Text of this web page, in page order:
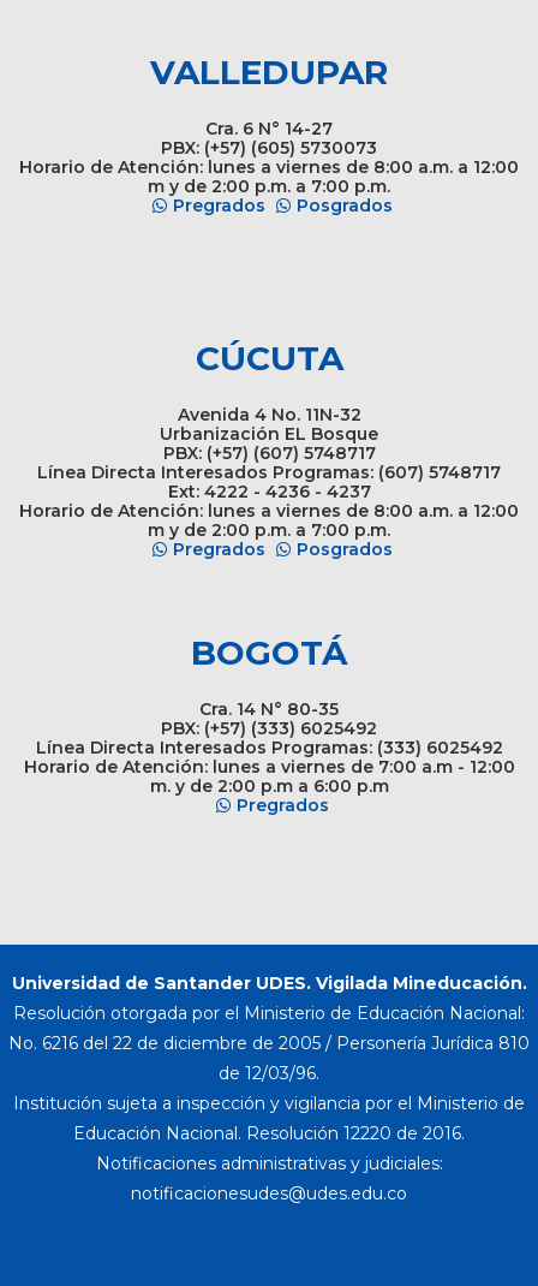
VALLEDUPAR
Cra. 6 N° 14-27
PBX: (+57) (605) 5730073
Horario de Atención: lunes a viernes de 8:00 a.m. a 12:00
m y de 2:00 p.m. a 7:00 p.m.
Pregrados
Posgrados
CÚCUTA
Avenida 4 No. 11N-32
Urbanización EL Bosque
PBX: (+57) (607) 5748717
Línea Directa Interesados Programas: (607) 5748717
Ext: 4222 - 4236 - 4237
Horario de Atención: lunes a viernes de 8:00 a.m. a 12:00
m y de 2:00 p.m. a 7:00 p.m.
Pregrados
Posgrados
BOGOTÁ
Cra. 14 N° 80-35
PBX: (+57) (333) 6025492
Línea Directa Interesados Programas: (333) 6025492
Horario de Atención: lunes a viernes de 7:00 a.m - 12:00
m. y de 2:00 p.m a 6:00 p.m
Pregrados
Universidad de Santander UDES. Vigilada Mineducación.
Resolución otorgada por el Ministerio de Educación Nacional:
No. 6216 del 22 de diciembre de 2005 / Personería Jurídica 810
de 12/03/96.
Institución sujeta a inspección y vigilancia por el Ministerio de
Educación Nacional. Resolución 12220 de 2016.
Notificaciones administrativas y judiciales: